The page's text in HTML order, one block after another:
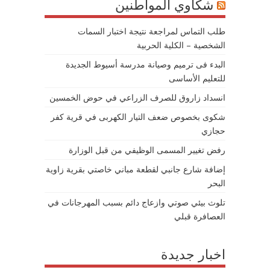
شكاوي المواطنين
طلب التماس لمراجعة نتيجة اختبار السمات
الشخصية – الكلية الحربية
البدء فى ترميم وصيانة مدرسة أسيوط الجديدة
للتعليم الأساسى
انسداد زاروق للصرف الزراعي في حوض الخمسين
شكوى بخصوص ضعف التيار الكهربى في قرية كفر
حجازي
رفض تغيير المسمى الوظيفي من قبل الوزارة
إضافة شارع جانبي لقطعة مباني خاصتي بقرية زاوية
البحر
تلوث بيئي صوتي وازعاج دائم بسبب المهرجانات في
العصافرة قبلي
اخبار جديدة